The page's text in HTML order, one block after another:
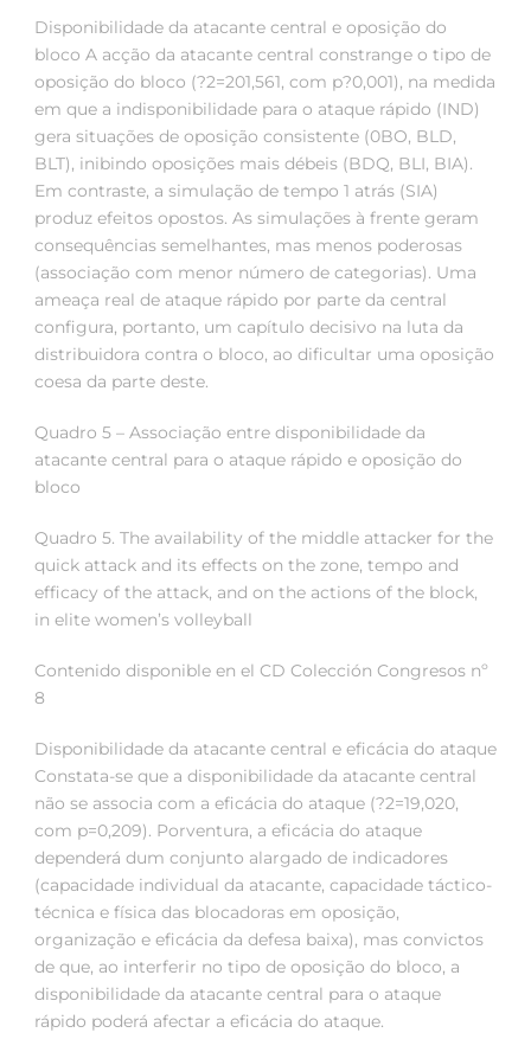
Disponibilidade da atacante central e oposição do
bloco A acção da atacante central constrange o tipo de
oposição do bloco (?2=201,561, com p?0,001), na medida
em que a indisponibilidade para o ataque rápido (IND)
gera situações de oposição consistente (0BO, BLD,
BLT), inibindo oposições mais débeis (BDQ, BLI, BIA).
Em contraste, a simulação de tempo 1 atrás (SIA)
produz efeitos opostos. As simulações à frente geram
consequências semelhantes, mas menos poderosas
(associação com menor número de categorias). Uma
ameaça real de ataque rápido por parte da central
configura, portanto, um capítulo decisivo na luta da
distribuidora contra o bloco, ao dificultar uma oposição
coesa da parte deste.
Quadro 5 – Associação entre disponibilidade da
atacante central para o ataque rápido e oposição do
bloco
Quadro 5. The availability of the middle attacker for the
quick attack and its effects on the zone, tempo and
efficacy of the attack, and on the actions of the block,
in elite women’s volleyball
Contenido disponible en el CD Colección Congresos nº
8
Disponibilidade da atacante central e eficácia do ataque
Constata-se que a disponibilidade da atacante central
não se associa com a eficácia do ataque (?2=19,020,
com p=0,209). Porventura, a eficácia do ataque
dependerá dum conjunto alargado de indicadores
(capacidade individual da atacante, capacidade táctico-
técnica e física das blocadoras em oposição,
organização e eficácia da defesa baixa), mas convictos
de que, ao interferir no tipo de oposição do bloco, a
disponibilidade da atacante central para o ataque
rápido poderá afectar a eficácia do ataque.